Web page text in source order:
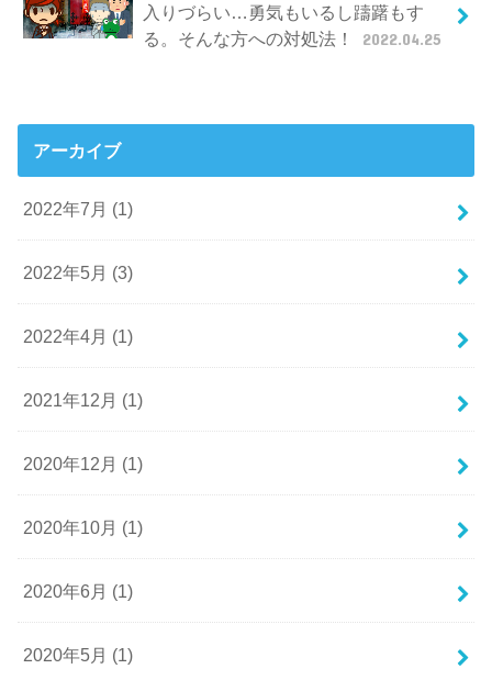
入りづらい…勇気もいるし躊躇もす
る。そんな方への対処法！
2022.04.25
アーカイブ
2022年7月 (1)
2022年5月 (3)
2022年4月 (1)
2021年12月 (1)
2020年12月 (1)
2020年10月 (1)
2020年6月 (1)
2020年5月 (1)